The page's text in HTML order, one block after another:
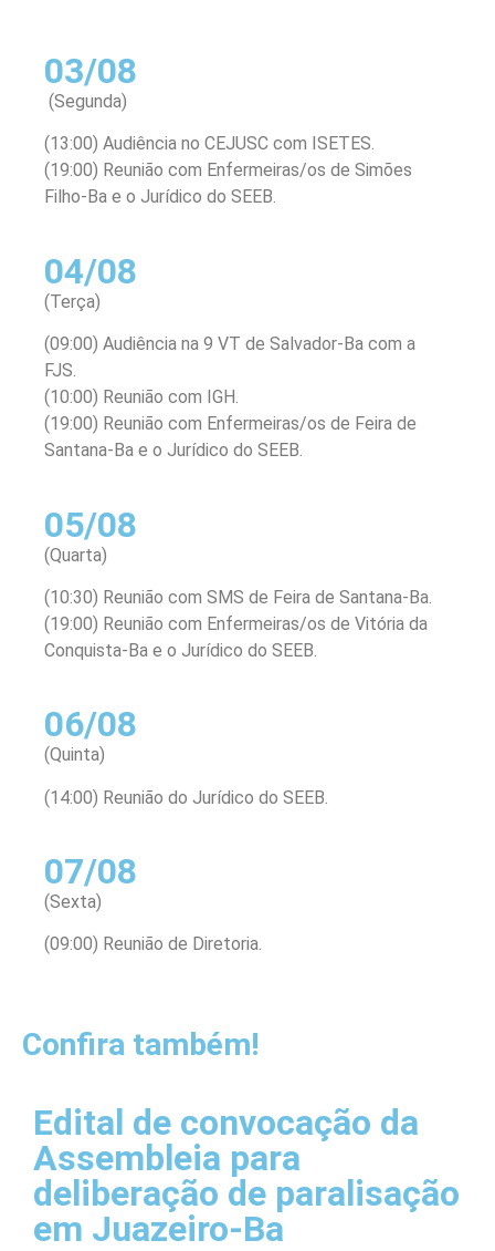
03/08
(Segunda)
(13:00) Audiência no CEJUSC com ISETES.
(19:00) Reunião com Enfermeiras/os de Simões
Filho-Ba e o Jurídico do SEEB.
04/08
(Terça)
(09:00) Audiência na 9 VT de Salvador-Ba com a
FJS.
(10:00) Reunião com IGH.
(19:00) Reunião com Enfermeiras/os de Feira de
Santana-Ba e o Jurídico do SEEB.
05/08
(Quarta)
(10:30) Reunião com SMS de Feira de Santana-Ba.
(19:00) Reunião com Enfermeiras/os de Vitória da
Conquista-Ba e o Jurídico do SEEB.
06/08
(Quinta)
(14:00) Reunião do Jurídico do SEEB.
07/08
(Sexta)
(09:00) Reunião de Diretoria.
Confira também!
Edital de convocação da
Assembleia para
deliberação de paralisação
em Juazeiro-Ba